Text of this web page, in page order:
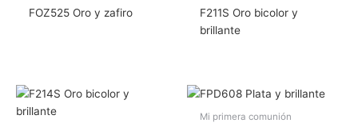
FOZ525 Oro y zafiro
F211S Oro bicolor y
brillante
Mi primera comunión